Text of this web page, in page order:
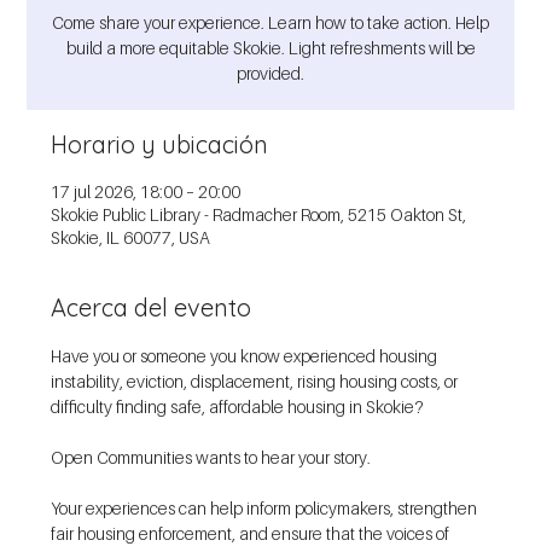
Come share your experience. Learn how to take action. Help
build a more equitable Skokie. Light refreshments will be
provided.
Horario y ubicación
17 jul 2026, 18:00 – 20:00
Skokie Public Library - Radmacher Room, 5215 Oakton St,
Skokie, IL 60077, USA
Acerca del evento
Have you or someone you know experienced housing
instability, eviction, displacement, rising housing costs, or
difficulty finding safe, affordable housing in Skokie?
Open Communities wants to hear your story.
Your experiences can help inform policymakers, strengthen
fair housing enforcement, and ensure that the voices of